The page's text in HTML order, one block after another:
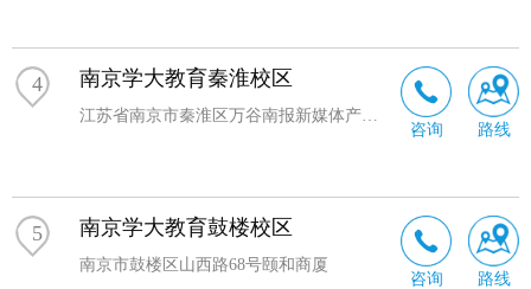
4 南京学大教育秦淮校区
江苏省南京市秦淮区万谷南报新媒体产业园
咨询 路线
5 南京学大教育鼓楼校区
南京市鼓楼区山西路68号颐和商厦
咨询 路线